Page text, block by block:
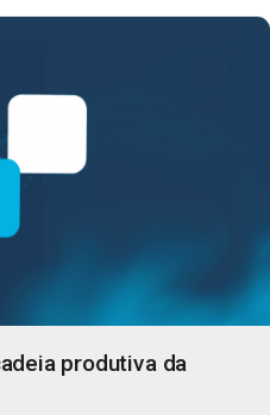
produtiva da